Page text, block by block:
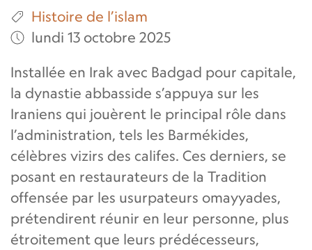
Histoire de l’islam
lundi 13 octobre 2025
Installée en Irak avec Badgad pour capitale,
la dynastie abbasside s’appuya sur les
Iraniens qui jouèrent le principal rôle dans
l’administration, tels les Barmékides,
célèbres vizirs des califes. Ces derniers, se
posant en restaurateurs de la Tradition
offensée par les usurpateurs omayyades,
prétendirent réunir en leur personne, plus
étroitement que leurs prédécesseurs,